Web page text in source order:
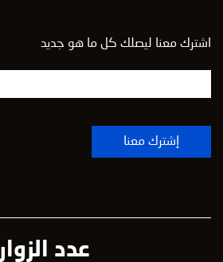
اشترك معنا ليصلك كل ما هو جديد
عدد الزوار